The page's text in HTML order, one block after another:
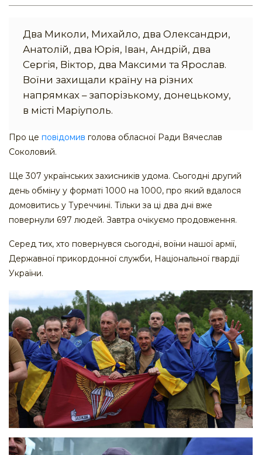
Два Миколи, Михайло, два Олександри,
Анатолій, два Юрія, Іван, Андрій, два
Сергія, Віктор, два Максими та Ярослав.
Воїни захищали країну на різних
напрямках – запорізькому, донецькому,
в місті Маріуполь.
Про це повідомив голова обласної Ради Вячеслав
Соколовий.
Ще 307 українських захисників удома. Сьогодні другий
день обміну у форматі 1000 на 1000, про який вдалося
домовитись у Туреччині. Тільки за ці два дні вже
повернули 697 людей. Завтра очікуємо продовження.
Серед тих, хто повернувся сьогодні, воїни нашої армії,
Державної прикордонної служби, Національної гвардії
України.